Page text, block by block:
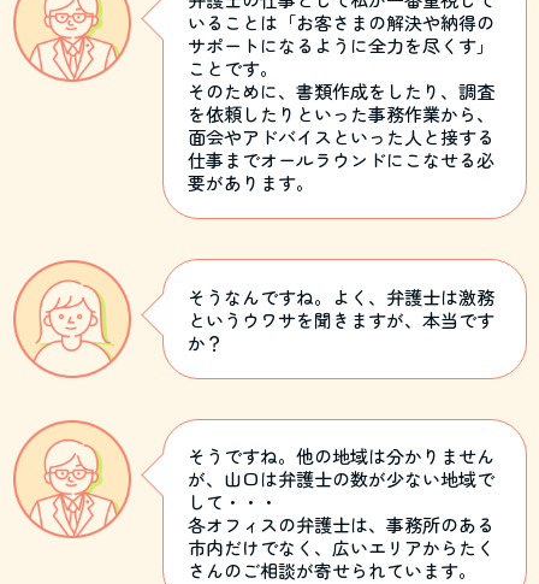
いることは「お客さまの解決や納得の
サポートになるように全力を尽くす」
ことです。
そのために、書類作成をしたり、調査
を依頼したりといった事務作業から、
面会やアドバイスといった人と接する
仕事までオールラウンドにこなせる必
要があります。
そうなんですね。よく、弁護士は激務
というウワサを聞きますが、本当です
か？
そうですね。他の地域は分かりません
が、山口は弁護士の数が少ない地域で
して・・・
各オフィスの弁護士は、事務所のある
市内だけでなく、広いエリアからたく
さんのご相談が寄せられています。